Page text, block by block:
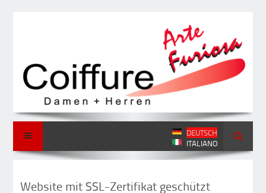
DEUTSCH
ITALIANO
Website mit SSL-Zertifikat geschützt